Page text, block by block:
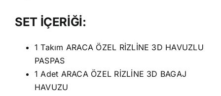
SET İÇERİĞİ:
1 Takım ARACA ÖZEL RİZLİNE 3D HAVUZLU
PASPAS
1 Adet ARACA ÖZEL RİZLİNE 3D BAGAJ
HAVUZU